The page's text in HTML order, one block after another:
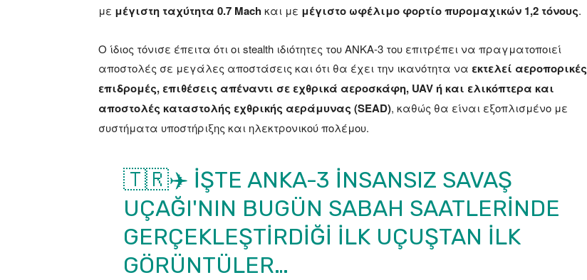
με μέγιστη ταχύτητα 0.7 Machκαι με μέγιστο ωφέλιμο φορτίο πυρομαχικών 1,2 τόνους.
Ο ίδιος τόνισε έπειτα ότι οι stealth ιδιότητες του ANKA-3 του επιτρέπει να πραγματοποιεί
αποστολές σε μεγάλες αποστάσεις και ότι θα έχει την ικανότητα να εκτελεί αεροπορικές
επιδρομές, επιθέσεις απέναντι σε εχθρικά αεροσκάφη, UAV ή και ελικόπτερα και
αποστολές καταστολής εχθρικής αεράμυνας (SEAD), καθώς θα είναι εξοπλισμένο με
συστήματα υποστήριξης και ηλεκτρονικού πολέμου.
🇹🇷✈️ İŞTE ANKA-3 İNSANSIZ SAVAŞ
UÇAĞI'NIN BUGÜN SABAH SAATLERINDE
GERÇEKLEŞTIRDIĞI ILK UÇUŞTAN ILK
GÖRÜNTÜLER…